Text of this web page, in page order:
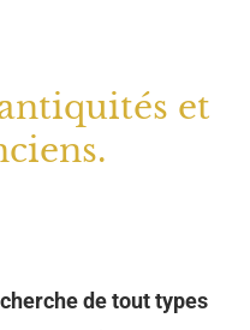
et
de tout types